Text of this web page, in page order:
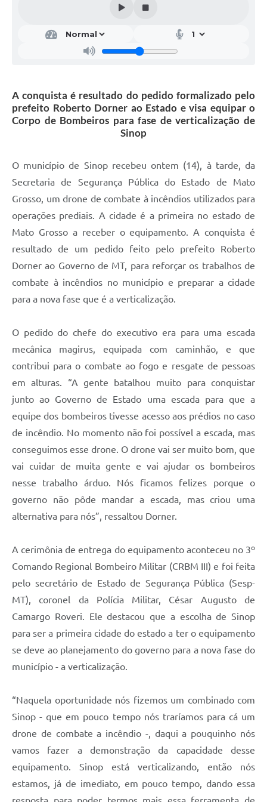
A conquista é resultado do pedido formalizado pelo
prefeito Roberto Dorner ao Estado e visa equipar o
Corpo de Bombeiros para fase de verticalização de
Sinop
O município de Sinop recebeu ontem (14), à tarde, da
Secretaria de Segurança Pública do Estado de Mato
Grosso, um drone de combate à incêndios utilizados para
operações prediais. A cidade é a primeira no estado de
Mato Grosso a receber o equipamento. A conquista é
resultado de um pedido feito pelo prefeito Roberto
Dorner ao Governo de MT, para reforçar os trabalhos de
combate à incêndios no município e preparar a cidade
para a nova fase que é a verticalização.
O pedido do chefe do executivo era para uma escada
mecânica magirus, equipada com caminhão, e que
contribui para o combate ao fogo e resgate de pessoas
em alturas. “A gente batalhou muito para conquistar
junto ao Governo de Estado uma escada para que a
equipe dos bombeiros tivesse acesso aos prédios no caso
de incêndio. No momento não foi possível a escada, mas
conseguimos esse drone. O drone vai ser muito bom, que
vai cuidar de muita gente e vai ajudar os bombeiros
nesse trabalho árduo. Nós ficamos felizes porque o
governo não pôde mandar a escada, mas criou uma
alternativa para nós”, ressaltou Dorner.
A cerimônia de entrega do equipamento aconteceu no 3º
Comando Regional Bombeiro Militar (CRBM III) e foi feita
pelo secretário de Estado de Segurança Pública (Sesp-
MT), coronel da Polícia Militar, César Augusto de
Camargo Roveri. Ele destacou que a escolha de Sinop
para ser a primeira cidade do estado a ter o equipamento
se deve ao planejamento do governo para a nova fase do
município - a verticalização.
“Naquela oportunidade nós fizemos um combinado com
Sinop - que em pouco tempo nós traríamos para cá um
drone de combate a incêndio -, daqui a pouquinho nós
vamos fazer a demonstração da capacidade desse
equipamento. Sinop está verticalizando, então nós
estamos, já de imediato, em pouco tempo, dando essa